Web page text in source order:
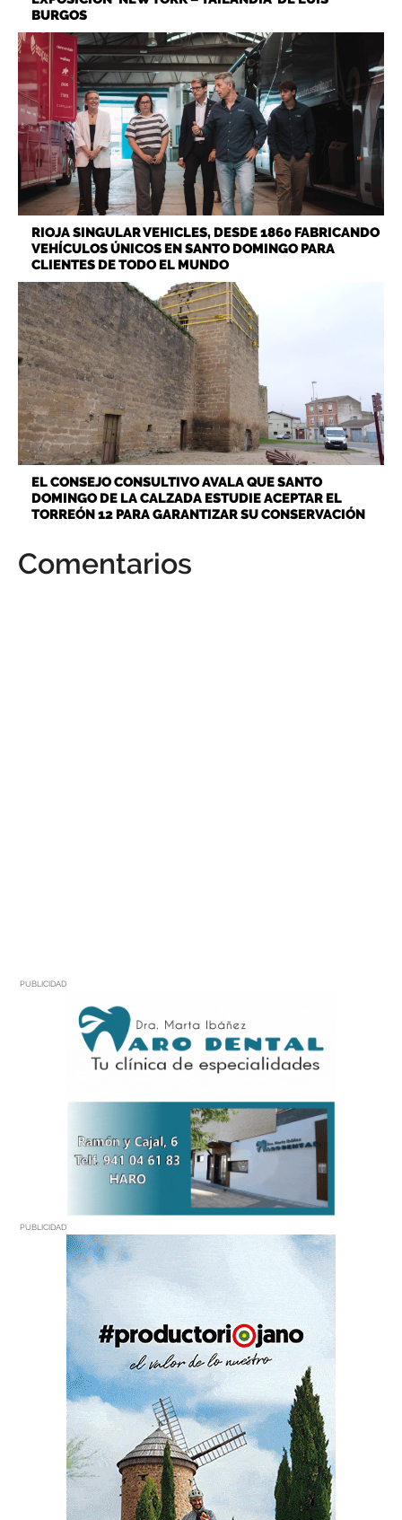
BURGOS
RIOJA SINGULAR VEHICLES, DESDE 1860 FABRICANDO
VEHÍCULOS ÚNICOS EN SANTO DOMINGO PARA
CLIENTES DE TODO EL MUNDO
EL CONSEJO CONSULTIVO AVALA QUE SANTO
DOMINGO DE LA CALZADA ESTUDIE ACEPTAR EL
TORREÓN 12 PARA GARANTIZAR SU CONSERVACIÓN
Comentarios
PUBLICIDAD
PUBLICIDAD